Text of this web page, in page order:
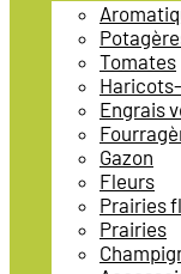
Tomates
Engrais
Gazon
Fleurs
Prairies
Prairies